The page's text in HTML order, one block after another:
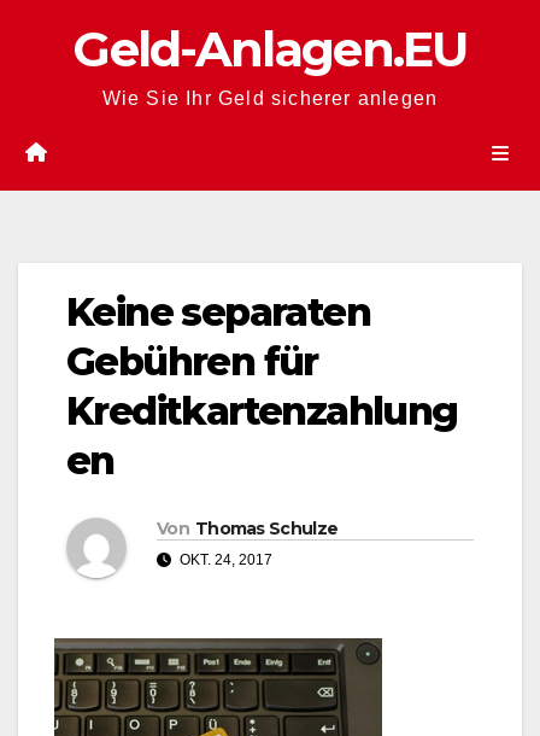
Geld-Anlagen.EU
Wie Sie Ihr Geld sicherer anlegen
Keine separaten
Gebühren für
Kreditkartenzahlung
en
Von Thomas Schulze
OKT. 24, 2017